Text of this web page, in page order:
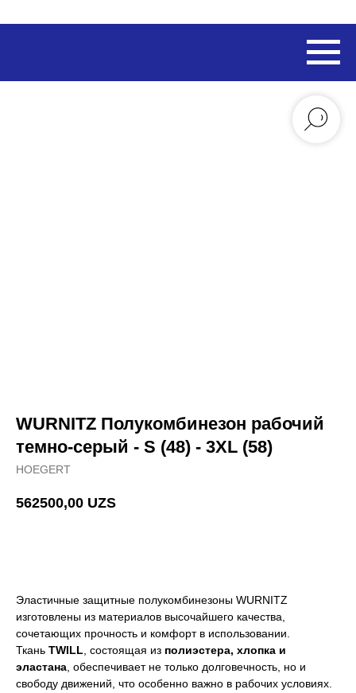
WURNITZ Полукомбинезон рабочий
темно-серый - S (48) - 3XL (58)
HOEGERT
562500,00 UZS
Эластичные защитные полукомбинезоны WURNITZ
изготовлены из материалов высочайшего качества,
сочетающих прочность и комфорт в использовании.
Ткань TWILL, состоящая из полиэстера, хлопка и
эластана, обеспечивает не только долговечность, но и
свободу движений, что особенно важно в рабочих условиях.